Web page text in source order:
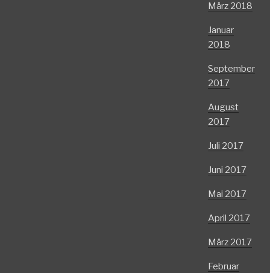
März 2018
Januar
2018
September
2017
August
2017
Juli 2017
Juni 2017
Mai 2017
April 2017
März 2017
Februar